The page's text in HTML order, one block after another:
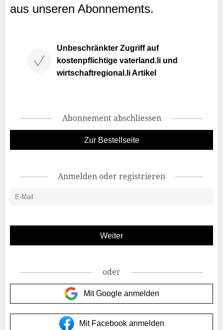
aus unseren Abonnements.
Unbeschränkter Zugriff auf
kostenpflichtige vaterland.li und
wirtschaftregional.li Artikel
Abonnement abschliessen
Zur Bestellseite
Anmelden oder registrieren
oder
Mit Google anmelden
Mit Facebook anmelden